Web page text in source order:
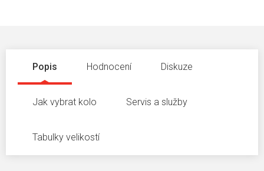
Popis Hodnocení Diskuze
Jak vybrat kolo Servis a služby
Tabulky velikostí